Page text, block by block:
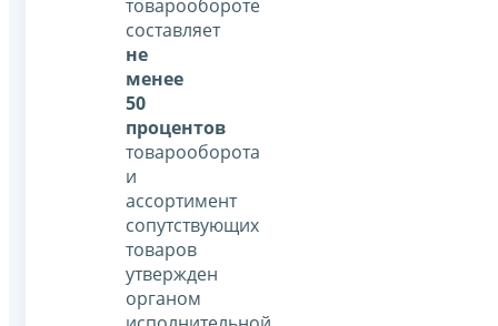
товарообороте
составляет
не
менее
50
процентов
товарооборота
и
ассортимент
сопутствующих
товаров
утвержден
органом